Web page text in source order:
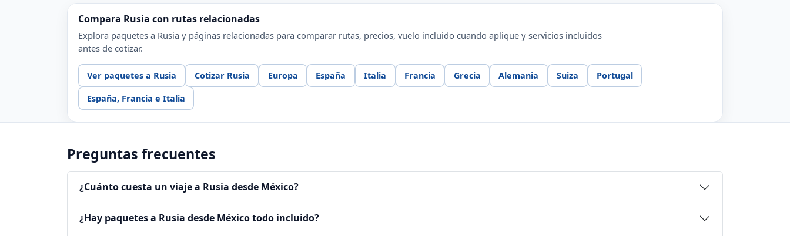
Compara Rusia con rutas relacionadas
Explora paquetes a Rusia y páginas relacionadas para comparar rutas, precios, vuelo incluido cuando aplique y servicios incluidos
antes de cotizar.
Ver paquetes a Rusia Cotizar Rusia Europa España Italia Francia Grecia Alemania Suiza Portugal
España, Francia e Italia
Preguntas frecuentes
¿Cuánto cuesta un viaje a Rusia desde México?
¿Hay paquetes a Rusia desde México todo incluido?